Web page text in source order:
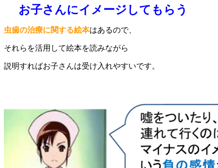
お子さんにイメージしてもらう
虫歯の治療に関する絵本はあるので、
それらを活用して絵本を読みながら
説明すればお子さんは受け入れやすいです。